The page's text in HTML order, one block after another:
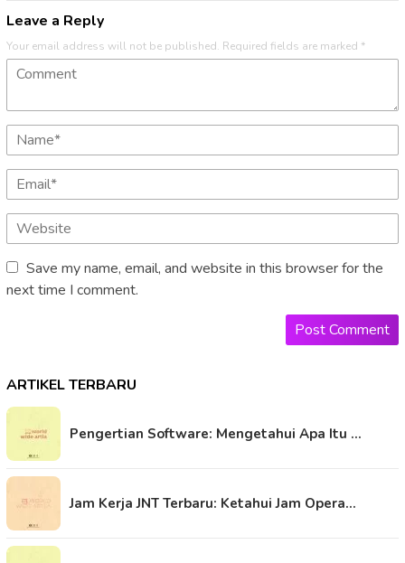
Leave a Reply
Your email address will not be published. Required fields are marked *
Save my name, email, and website in this browser for the
next time I comment.
ARTIKEL TERBARU
Pengertian Software: Mengetahui Apa Itu …
Jam Kerja JNT Terbaru: Ketahui Jam Opera…